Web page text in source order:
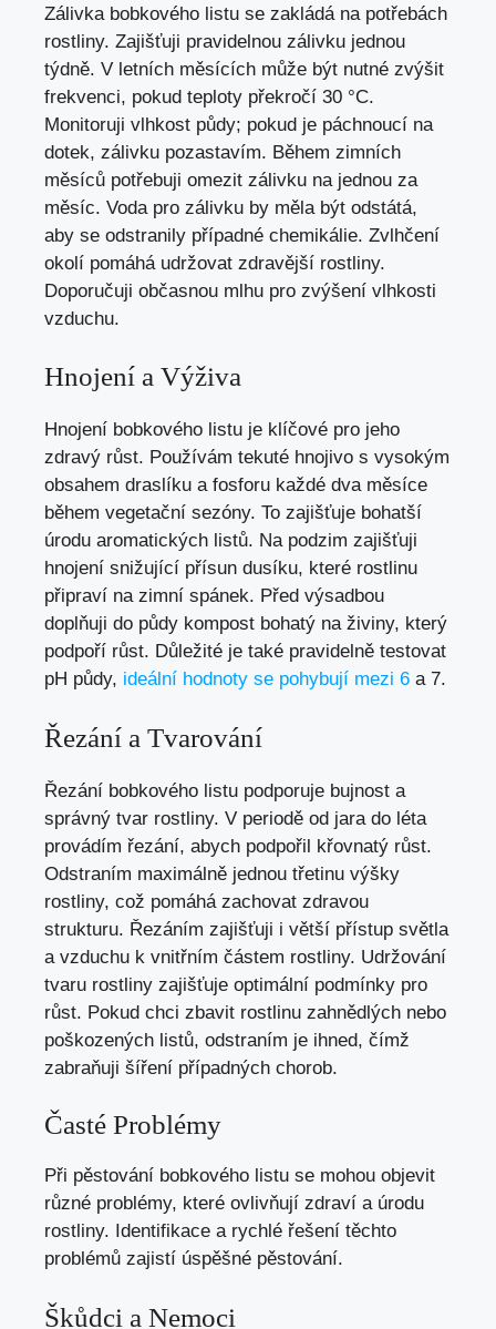
Zálivka bobkového listu se zakládá na potřebách
rostliny. Zajišťuji pravidelnou zálivku jednou
týdně. V letních měsících může být nutné zvýšit
frekvenci, pokud teploty překročí 30 °C.
Monitoruji vlhkost půdy; pokud je páchnoucí na
dotek, zálivku pozastavím. Během zimních
měsíců potřebuji omezit zálivku na jednou za
měsíc. Voda pro zálivku by měla být odstátá,
aby se odstranily případné chemikálie. Zvlhčení
okolí pomáhá udržovat zdravější rostliny.
Doporučuji občasnou mlhu pro zvýšení vlhkosti
vzduchu.
Hnojení a Výživa
Hnojení bobkového listu je klíčové pro jeho
zdravý růst. Používám tekuté hnojivo s vysokým
obsahem draslíku a fosforu každé dva měsíce
během vegetační sezóny. To zajišťuje bohatší
úrodu aromatických listů. Na podzim zajišťuji
hnojení snižující přísun dusíku, které rostlinu
připraví na zimní spánek. Před výsadbou
doplňuji do půdy kompost bohatý na živiny, který
podpoří růst. Důležité je také pravidelně testovat
pH půdy, ideální hodnoty se pohybují mezi 6 a 7.
Řezání a Tvarování
Řezání bobkového listu podporuje bujnost a
správný tvar rostliny. V periodě od jara do léta
provádím řezání, abych podpořil křovnatý růst.
Odstraním maximálně jednou třetinu výšky
rostliny, což pomáhá zachovat zdravou
strukturu. Řezáním zajišťuji i větší přístup světla
a vzduchu k vnitřním částem rostliny. Udržování
tvaru rostliny zajišťuje optimální podmínky pro
růst. Pokud chci zbavit rostlinu zahnědlých nebo
poškozených listů, odstraním je ihned, čímž
zabraňuji šíření případných chorob.
Časté Problémy
Při pěstování bobkového listu se mohou objevit
různé problémy, které ovlivňují zdraví a úrodu
rostliny. Identifikace a rychlé řešení těchto
problémů zajistí úspěšné pěstování.
Škůdci a Nemoci